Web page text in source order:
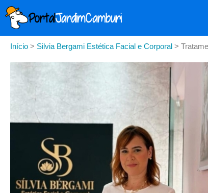
Início > Silvia Bergami Estética Facial e Corporal >